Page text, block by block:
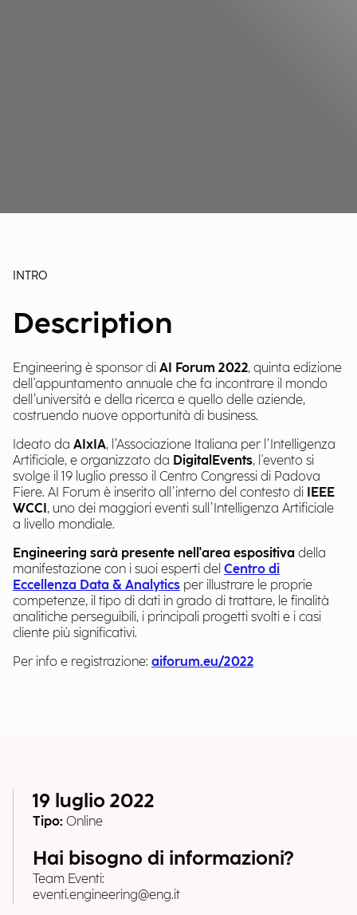
INTRO
Description
Engineering è sponsor di AI Forum 2022, quinta edizione
dell'appuntamento annuale che fa incontrare il mondo
dell’università e della ricerca e quello delle aziende,
costruendo nuove opportunità di business.
Ideato da AIxIA, l’Associazione Italiana per l’Intelligenza
Artificiale, e organizzato da DigitalEvents, l'evento si
svolge il 19 luglio presso il Centro Congressi di Padova
Fiere. AI Forum è inserito all’interno del contesto di
IEEE
WCCI , uno dei maggiori eventi sull’Intelligenza Artificiale
a livello mondiale.
Engineering sarà presente nell'area espositiva della
manifestazione con i suoi esperti del Centro di
Eccellenza Data & Analytics per illustrare le proprie
competenze, il tipo di dati in grado di trattare, le finalità
analitiche perseguibili, i principali progetti svolti e i casi
cliente più significativi.
Per info e registrazione: aiforum.eu/2022
19 luglio 2022
Tipo: Online
Hai bisogno di informazioni?
Team Eventi:
eventi.engineering@eng.it